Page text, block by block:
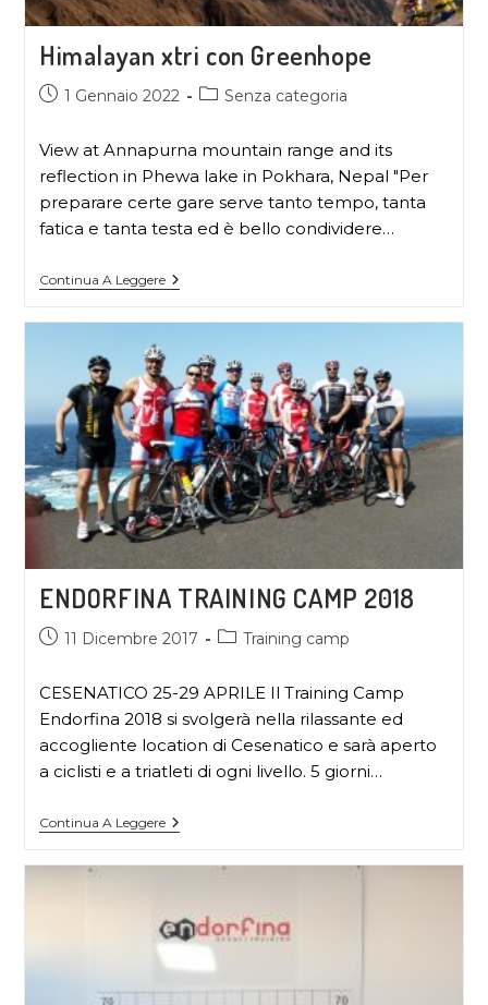
Himalayan xtri con Greenhope
1 Gennaio 2022 Senza categoria
View at Annapurna mountain range and its
reflection in Phewa lake in Pokhara, Nepal "Per
preparare certe gare serve tanto tempo, tanta
fatica e tanta testa ed è bello condividere…
Continua A Leggere
ENDORFINA TRAINING CAMP 2018
11 Dicembre 2017 Training camp
CESENATICO 25-29 APRILE Il Training Camp
Endorfina 2018 si svolgerà nella rilassante ed
accogliente location di Cesenatico e sarà aperto
a ciclisti e a triatleti di ogni livello. 5 giorni…
Continua A Leggere